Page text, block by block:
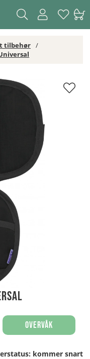
tilbehør
Overvåk
kommer snart